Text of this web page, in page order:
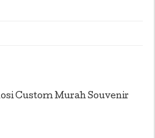
Custom Murah Souvenir